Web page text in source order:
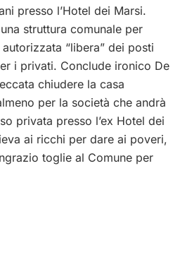
presso l’Hotel dei Marsi.
struttura comunale per
“libera” dei posti
i privati. Conclude ironico De
chiudere la casa
per la società che andrà
privata presso l’ex Hotel dei
ai ricchi per dare ai poveri,
toglie al Comune per